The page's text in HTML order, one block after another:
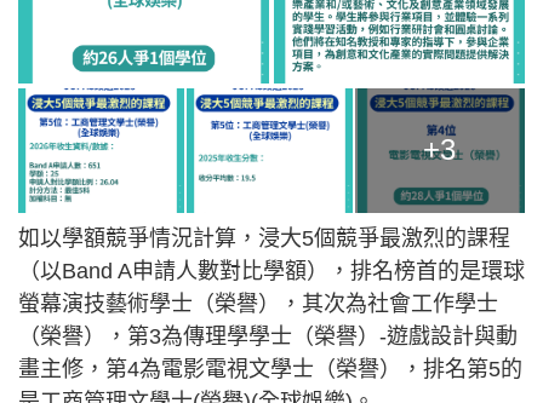
+3
如以學額競爭情況計算，浸大5個競爭最激烈的課程
（以Band A申請人數對比學額），排名榜首的是環球
螢幕演技藝術學士（榮譽），其次為社會工作學士
（榮譽），第3為傳理學學士（榮譽）-遊戲設計與動
畫主修，第4為電影電視文學士（榮譽），排名第5的